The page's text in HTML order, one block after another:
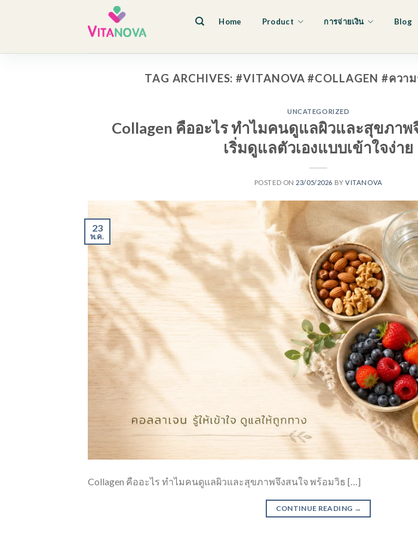
Home Product การจ่ายเงิน Blog
TAG ARCHIVES:#VITANOVA #COLLAGEN #ควา
UNCATEGORIZED
Collagen คืออะไร ทำไมคนดูแลผิวและสุขภาพ
เริ่มดูแลตัวเองแบบเข้าใจง่าย
POSTED ON 23/05/2026 BYVITANOVA
23
พ.ค.
Collagen คืออะไร ทำไมคนดูแลผิวและสุขภาพจึงสนใจ พร้อมวิธ […]
CONTINUE READING →